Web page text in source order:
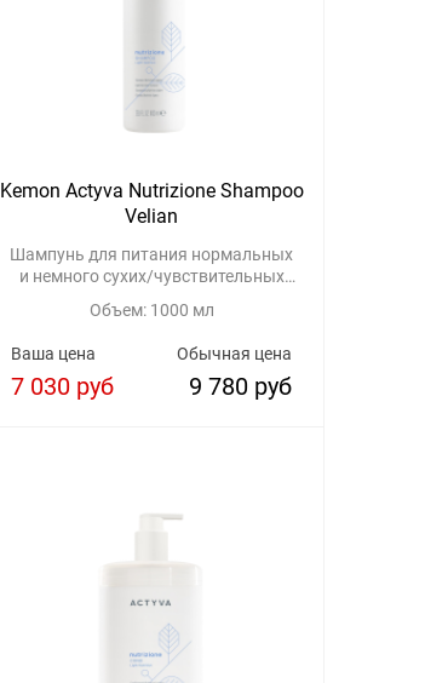
Kemon Actyva Nutrizione Shampoo
Velian
Шампунь для питания нормальных
и немного сухих/чувствительных
Объем: 1000 мл
Обычная цена
9 780 руб
Ваша цена
7 030 руб